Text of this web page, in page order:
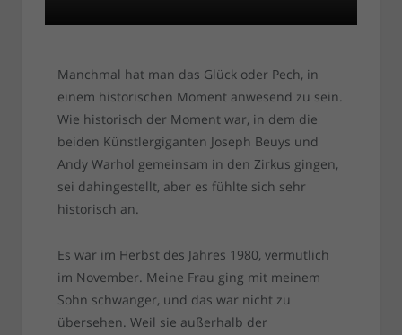
Manchmal hat man das Glück oder Pech, in
einem historischen Moment anwesend zu sein.
Wie historisch der Moment war, in dem die
beiden Künstlergiganten Joseph Beuys und
Andy Warhol gemeinsam in den Zirkus gingen,
sei dahingestellt, aber es fühlte sich sehr
historisch an.
Es war im Herbst des Jahres 1980, vermutlich
im November. Meine Frau ging mit meinem
Sohn schwanger, und das war nicht zu
übersehen. Weil sie außerhalb der